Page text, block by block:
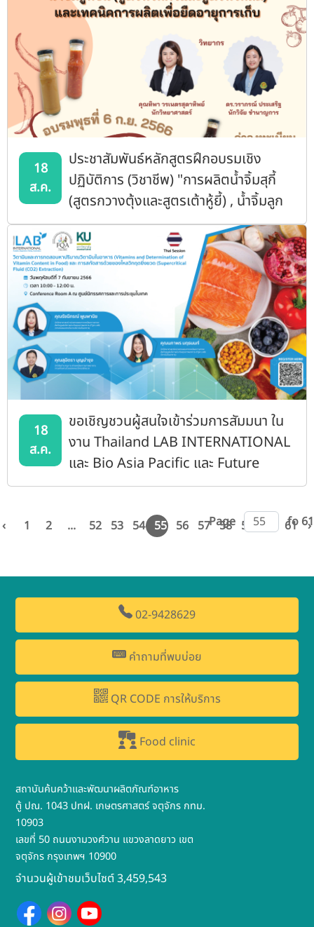
18
ส.ค.
ประชาสัมพันธ์หลักสูตรฝึกอบรมเชิง
ปฏิบัติการ (วิชาชีพ) "การผลิตน้ำจิ้มสุกี้
(สูตรกวางตุ้งและสูตรเต้าหู้ยี้) , น้ำจิ้มลูก
ชิ้น (สูตรพริกคั่วและสูตรพริกสด) และ
เทคนิคการผลิตเพื่อยืดอายุการเก็บ"
18
ส.ค.
ขอเชิญชวนผู้สนใจเข้าร่วมการสัมมนา ใน
งาน Thailand LAB INTERNATIONAL
และ Bio Asia Pacific และ Future
CHEM INTERNATIONAL
‹ 1 2 ... 52 53 54 55 56 57 58 59 60 61 ›
Page fo 61
02-9428629
คำถามที่พบบ่อย
QR CODE การให้บริการ
Food clinic
สถาบันค้นคว้าและพัฒนาผลิตภัณฑ์อาหาร
ตู้ ปณ. 1043 ปทฝ. เกษตรศาสตร์ จตุจักร กทม.
10903
เลขที่ 50 ถนนงามวงศ์วาน แขวงลาดยาว เขต
จตุจักร กรุงเทพฯ 10900
จำนวนผู้เข้าชมเว็บไซต์ 3,459,543